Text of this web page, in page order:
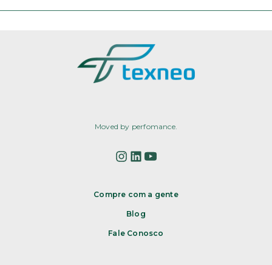
Moved by perfomance.
Compre com a gente
Blog
Fale Conosco